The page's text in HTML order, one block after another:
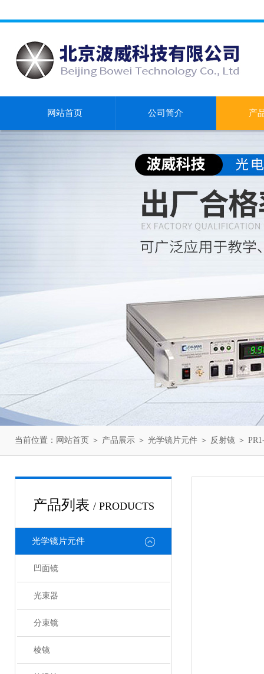
网站首页 公司简介 产
当前位置： 网站首页 ＞ 产品展示 ＞ 光学镜片元件 ＞ 反射镜 ＞
产品列表 / PRODUCTS
光学镜片元件
凹面镜
光束器
分束镜
棱镜